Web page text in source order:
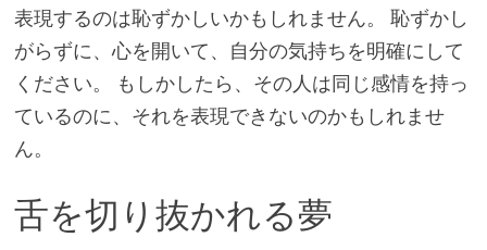
表現するのは恥ずかしいかもしれません。 恥ずかし
がらずに、心を開いて、自分の気持ちを明確にして
ください。 もしかしたら、その人は同じ感情を持っ
ているのに、それを表現できないのかもしれませ
ん。
舌を切り抜かれる夢